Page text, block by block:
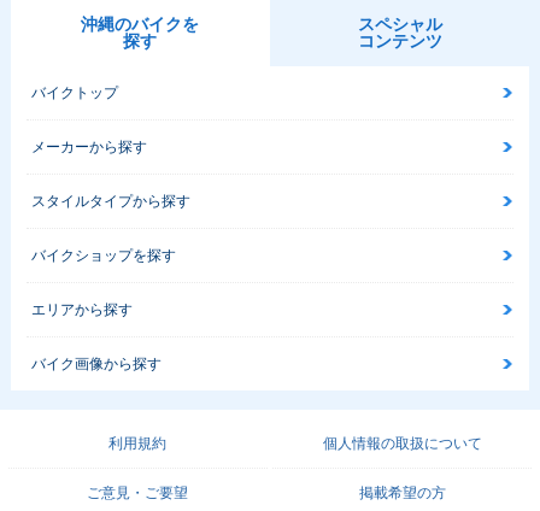
沖縄のバイクを
探す
スペシャル
コンテンツ
バイクトップ
メーカーから探す
スタイルタイプから探す
バイクショップを探す
エリアから探す
バイク画像から探す
利用規約 個人情報の取扱について
ご意見・ご要望 掲載希望の方